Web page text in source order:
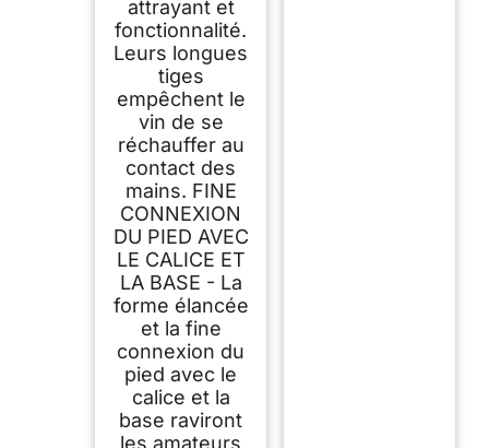
attrayant et
fonctionnalité.
Leurs longues
tiges
empêchent le
vin de se
réchauffer au
contact des
mains. FINE
CONNEXION
DU PIED AVEC
LE CALICE ET
LA BASE - La
forme élancée
et la fine
connexion du
pied avec le
calice et la
base raviront